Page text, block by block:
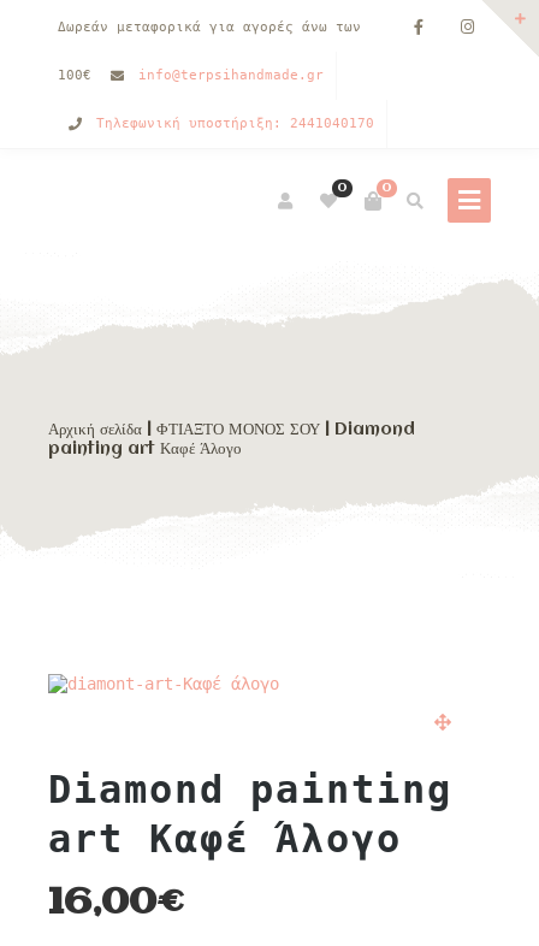
Δωρεάν μεταφορικά για αγορές άνω των
100€ info@terpsihandmade.gr
Τηλεφωνική υποστήριξη: 2441040170
0
0
Αρχική σελίδα ΦΤΙΑΞΤΟ ΜΟΝΟΣ ΣΟΥ | Diamond
painting art Καφέ Άλογο
Diamond painting
art Καφέ Άλογο
16,00€